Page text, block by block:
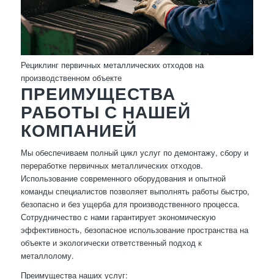
Рециклинг первичных металлических отходов на
производственном объекте
ПРЕИМУЩЕСТВА
РАБОТЫ С НАШЕЙ
КОМПАНИЕЙ
Мы обеспечиваем полный цикл услуг по демонтажу, сбору и
переработке первичных металлических отходов.
Использование современного оборудования и опытной
команды специалистов позволяет выполнять работы быстро,
безопасно и без ущерба для производственного процесса.
Сотрудничество с нами гарантирует экономическую
эффективность, безопасное использование пространства на
объекте и экологически ответственный подход к
металлолому.
Преимущества наших услуг: